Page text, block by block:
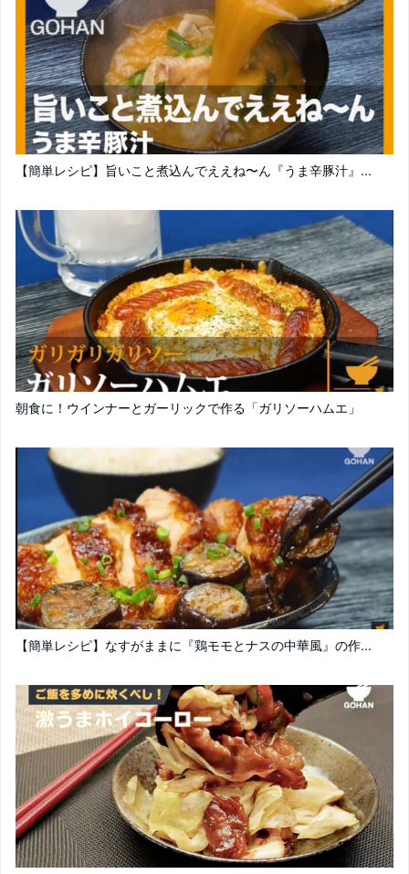
【簡単レシピ】旨いこと煮込んでええね〜ん『うま辛豚汁』...
朝食に！ウインナーとガーリックで作る「ガリソーハムエ」
【簡単レシピ】なすがままに『鶏モモとナスの中華風』の作...